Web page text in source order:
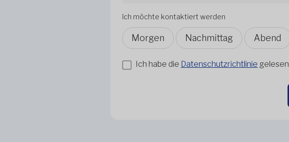
Ich möchte kontaktiert werden
Morgen Nachmittag Abend
Ich habe die Datenschutzrichtlinie gelesen